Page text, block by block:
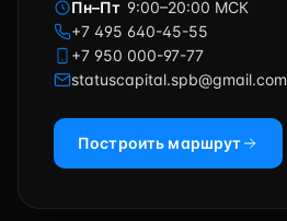
Пн–Пт 9:00–20:00 МСК
+7 495 640-45-55
+7 950 000-97-77
statuscapital.spb@gmail.com
Построить маршрут